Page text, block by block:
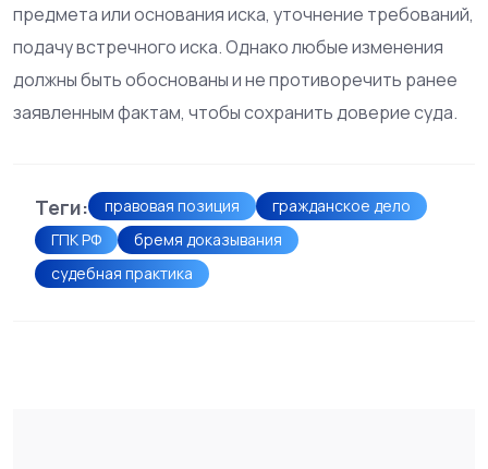
предмета или основания иска, уточнение требований,
подачу встречного иска. Однако любые изменения
должны быть обоснованы и не противоречить ранее
заявленным фактам, чтобы сохранить доверие суда.
Теги: правовая позиция
гражданское дело
ГПК РФ
бремя доказывания
судебная практика